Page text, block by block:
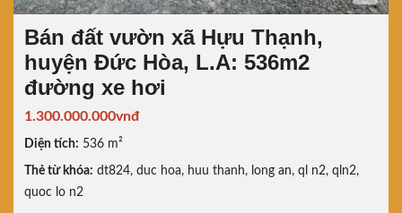
Bán đất vườn xã Hựu Thạnh,
huyện Đức Hòa, L.A: 536m2
đường xe hơi
1.300.000.000vnđ
Diện tích: 536 m²
Thẻ từ khóa: dt824, duc hoa, huu thanh, long an, ql n2, qln2,
quoc lo n2